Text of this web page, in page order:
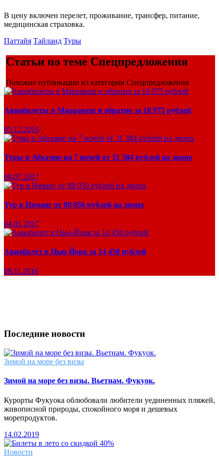
В цену включен перелет, проживание, трансфер, питание,
медицинская страховка.
Паттайя Тайланд Туры
Статьи по теме Спецпредложения
Похожие публикации из категории Спецпредложения
Авиабилеты в Марракеш и обратно за 18 975 рублей
05.12.2016
Туры в Абхазию на 7 ночей от 31 384 рублей на двоих
08.07.2017
Тур в Нячанг от 80 050 рублей на двоих
04.01.2017
Авиабилет в Нью-Йорк за 14 450 рублей
08.11.2016
Последние новости
Зимой на море без визы
Зимой на море без визы. Вьетнам. Фукуок.
Курорты Фукуока облюбовали любители уединенных пляжей,
живописной природы, спокойного моря и дешевых
морепродуктов.
14.02.2019
Новости